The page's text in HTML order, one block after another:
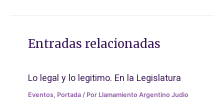
Entradas relacionadas
Lo legal y lo legitimo. En la Legislatura
Eventos, Portada / Por Llamamiento Argentino Judio